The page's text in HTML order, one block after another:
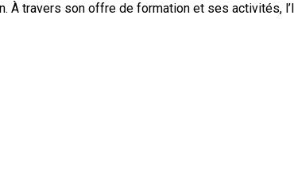
À travers son offre de formation et ses activités,